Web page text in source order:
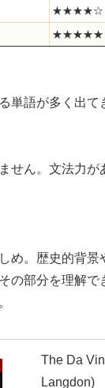
★★★★☆
★★★★★
単語が多く出て
せん。文法力が
め。歴史的背景
の部分を理解で
The Da
Langdon)